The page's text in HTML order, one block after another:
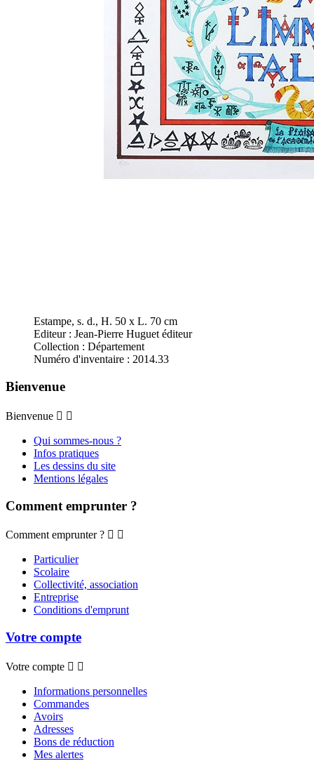
Estampe, s. d., H. 50 x L. 70 cm
Editeur : Jean-Pierre Huguet éditeur
Collection : Département
Numéro d'inventaire : 2014.33
Bienvenue
Bienvenue  
Qui sommes-nous ?
Infos pratiques
Les dessins du site
Mentions légales
Comment emprunter ?
Comment emprunter ?  
Particulier
Scolaire
Collectivité, association
Entreprise
Conditions d'emprunt
Votre compte
Votre compte  
Informations personnelles
Commandes
Avoirs
Adresses
Bons de réduction
Mes alertes